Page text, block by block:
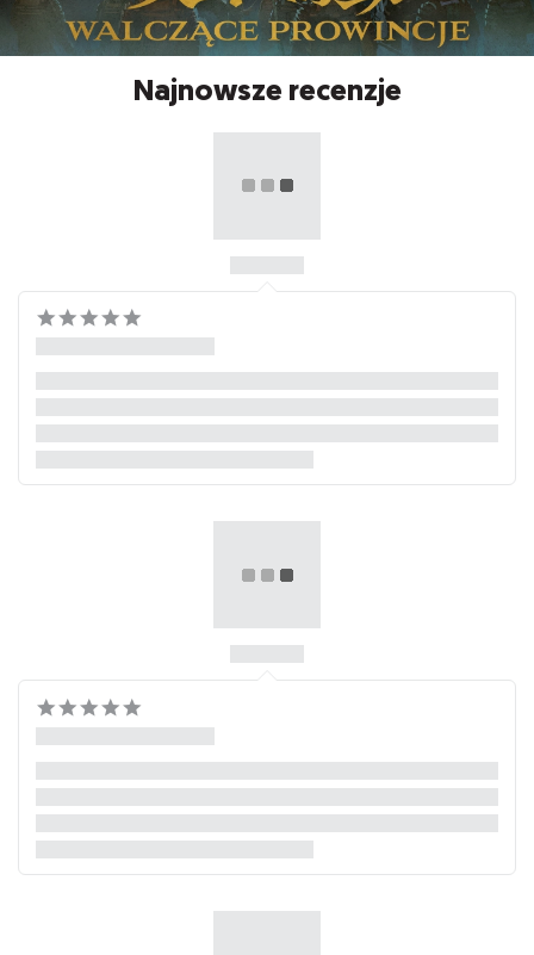
Najnowsze recenzje